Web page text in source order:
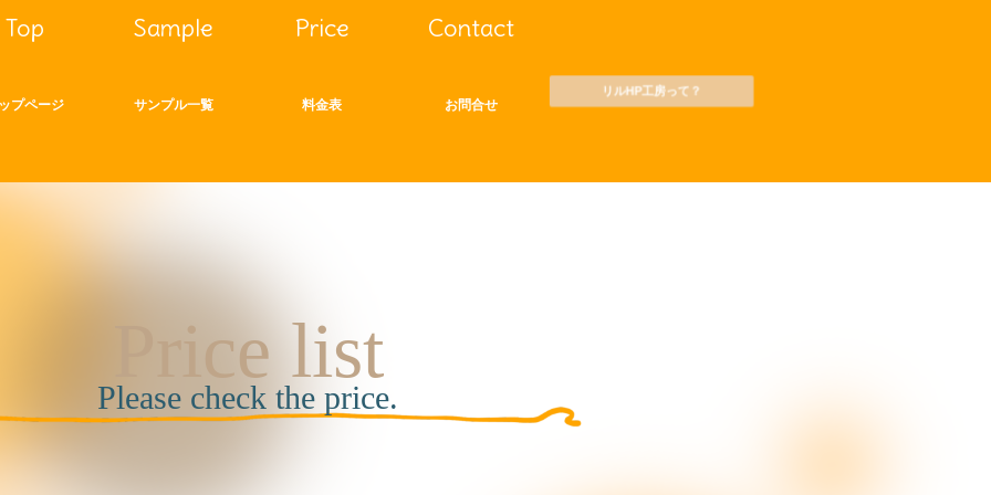
Top Sample Price Contact
プページ サンプル一覧 料金表 お問合せ
リルHP工房って？
Price list
Please check the price.